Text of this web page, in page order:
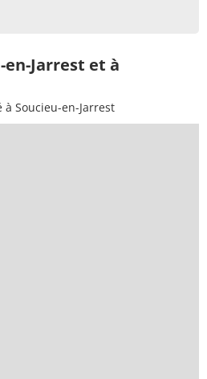
en-Jarrest et à
Soucieu-en-Jarrest